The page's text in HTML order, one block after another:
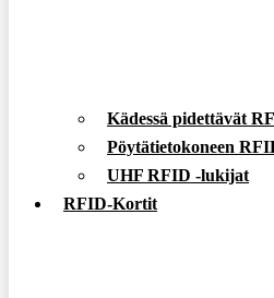
Kädessä pidettävät
Pöytätietokoneen
UHF RFID -lukijat
RFID-Kortit